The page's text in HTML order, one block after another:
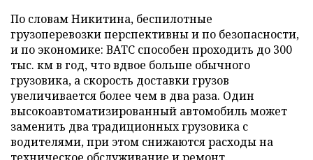
По словам Никитина, беспилотные
грузоперевозки перспективны и по безопасности,
и по экономике: ВАТС способен проходить до 300
тыс. км в год, что вдвое больше обычного
грузовика, а скорость доставки грузов
увеличивается более чем в два раза. Один
высокоавтоматизированный автомобиль может
заменить два традиционных грузовика с
водителями, при этом снижаются расходы на